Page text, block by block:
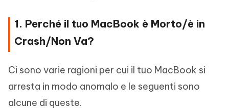
1. Perché il tuo MacBook è Morto/è in
Crash/Non Va?
Ci sono varie ragioni per cui il tuo MacBook si
arresta in modo anomalo e le seguenti sono
alcune di queste.